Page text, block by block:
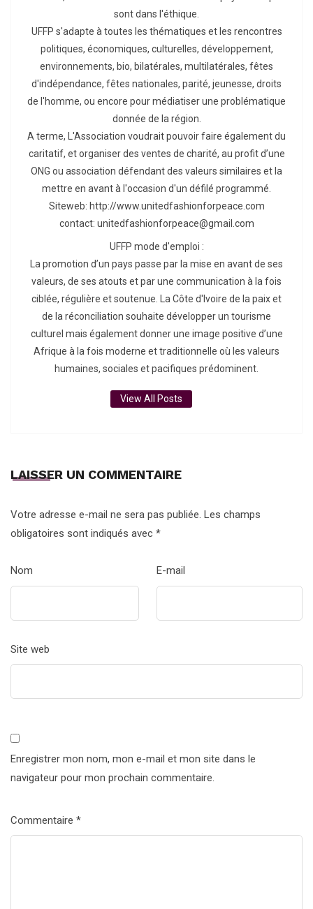
sont dans l'éthique.
UFFP s'adapte à toutes les thématiques et les rencontres
politiques, économiques, culturelles, développement,
environnements, bio, bilatérales, multilatérales, fêtes
d'indépendance, fêtes nationales, parité, jeunesse, droits
de l'homme, ou encore pour médiatiser une problématique
donnée de la région.
A terme, L'Association voudrait pouvoir faire également du
caritatif, et organiser des ventes de charité, au profit d’une
ONG ou association défendant des valeurs similaires et la
mettre en avant à l'occasion d'un défilé programmé.
Siteweb: http://www.unitedfashionforpeace.com
contact: unitedfashionforpeace@gmail.com
UFFP mode d'emploi :
La promotion d’un pays passe par la mise en avant de ses
valeurs, de ses atouts et par une communication à la fois
ciblée, régulière et soutenue. La Côte d'Ivoire de la paix et
de la réconciliation souhaite développer un tourisme
culturel mais également donner une image positive d’une
Afrique à la fois moderne et traditionnelle où les valeurs
humaines, sociales et pacifiques prédominent.
View All Posts
LAISSER UN COMMENTAIRE
Votre adresse e-mail ne sera pas publiée. Les champs
obligatoires sont indiqués avec *
Nom E-mail
Site web
Enregistrer mon nom, mon e-mail et mon site dans le
navigateur pour mon prochain commentaire.
Commentaire *